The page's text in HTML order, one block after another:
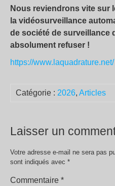
Nous reviendrons vite sur
la vidéosurveillance
de société de surveillance
absolument refuser !
https://www.laquadrature.net/
Catégorie : 2026, Articles
Laisser un
Votre adresse e-mail ne sera pas
sont indiqués avec *
Commentaire *